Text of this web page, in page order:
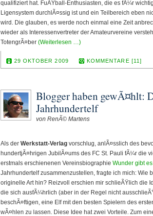
qualifiziert hat. FuÃŸball-Enthusiasten, die es fÃ¼r
Ligensystem durchlÃ¤ssig ist und ein Teilbereich eben
wird. Die glauben, es werde noch einmal eine Zeit
wieder als Interessenvertreter der Amateurvereine
TotengrÃ¤ber (Weiterlesen …)
29 OKTOBER 2009 KOMMENTARE [11]
Blogger haben gewÃ¤hlt:
Jahrhundertelf
von RenÃ© Martens
Als der Werkstatt-Verlag vorschlug, anlÃ¤sslich des
hundertjÃ¤hrigen JubilÃ¤ums des FC St. Pauli fÃ¼r die
erstmals erschienenen Vereinsbiographie Wunder gibt
Jahrhundertelf zusammenzustellen, fragte ich mich: Wie
originelle Art hin? Reizvoll erschien mir schlieÃŸlich die
die sich ausfÃ¼hrlich (aber in der Regel nicht
beschÃ¤ftigen, eine Elf mit den besten Spielern des
wÃ¤hlen zu lassen. Diese Idee hat zwei Vorteile. Zum